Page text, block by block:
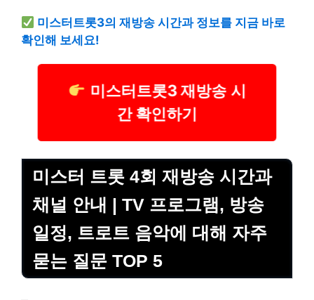
미스터트롯3의 재방송 시간과 정보를 지금 바로
확인해 보세요!
미스터트롯3 재방송 시
간 확인하기
미스터 트롯 4회 재방송 시간과
채널 안내 | TV 프로그램, 방송
일정, 트로트 음악에 대해 자주
묻는 질문 TOP 5